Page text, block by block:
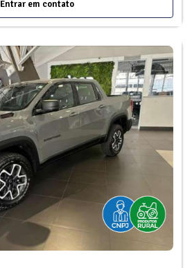
Entrar em contato